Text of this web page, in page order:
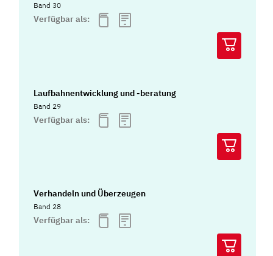
Band 30
Verfügbar als:
Laufbahnentwicklung und -beratung
Band 29
Verfügbar als:
Verhandeln und Überzeugen
Band 28
Verfügbar als: